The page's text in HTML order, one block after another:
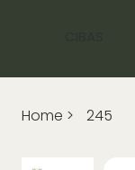
Home > 245